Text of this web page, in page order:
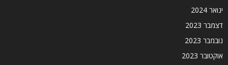
ינואר 2024
דצמבר 2023
נובמבר 2023
אוקטובר 2023